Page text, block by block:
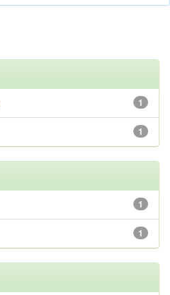
1
1
1
1